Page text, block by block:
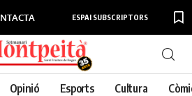
ESPAI SUBSCRIPTORS
Opinió Esports Cultura